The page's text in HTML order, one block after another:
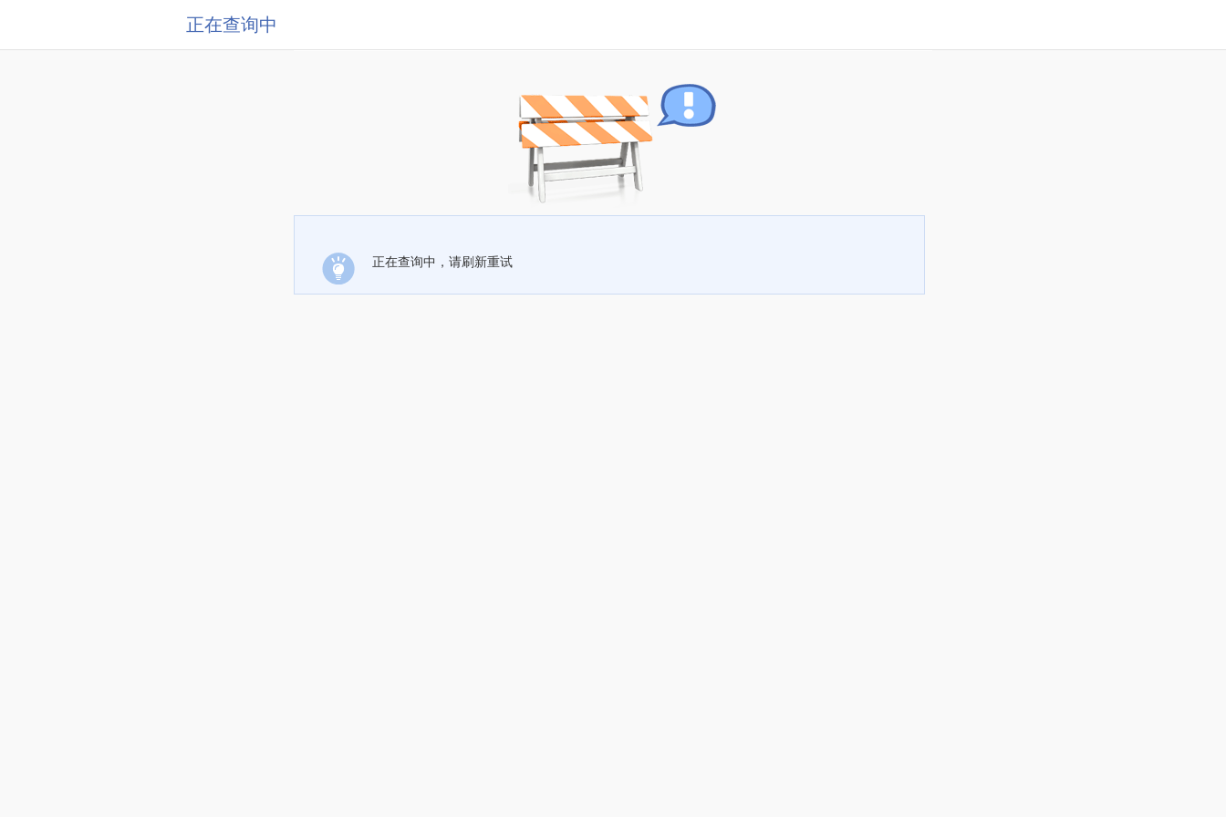
正在查询中
正在查询中，请刷新重试